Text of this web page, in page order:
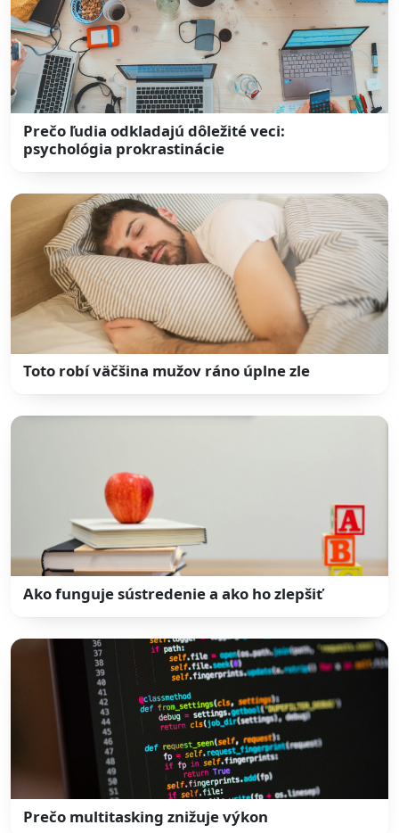
Prečo ľudia odkladajú dôležité veci:
psychológia prokrastinácie
Toto robí väčšina mužov ráno úplne zle
Ako funguje sústredenie a ako ho zlepšiť
Prečo multitasking znižuje výkon